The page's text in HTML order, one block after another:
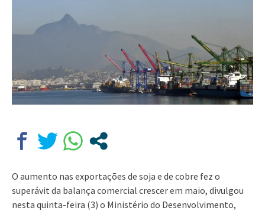
O aumento nas exportações de soja e de cobre fez o
superávit da balança comercial crescer em maio, divulgou
nesta quinta-feira (3) o Ministério do Desenvolvimento,